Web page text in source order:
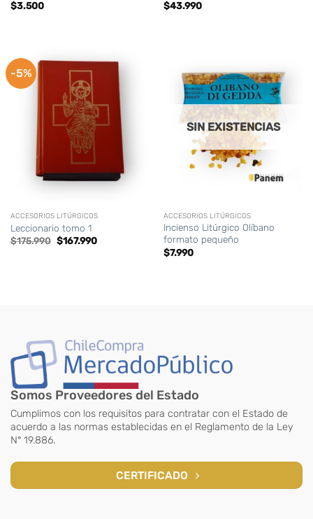
$3.500
$43.990
-5%
ACCESORIOS LITÚRGICOS
Leccionario tomo 1
$175.990 El
precio
$167.990El
SIN EXISTENCIAS
ACCESORIOS LITÚRGICOS
Incienso Litúrgico Olíbano
formato pequeño
$7.990
Somos Proveedores del Estado
Cumplimos con los requisitos para contratar con el Estado de
acuerdo a las normas establecidas en el Reglamento de la Ley
N° 19.886.
CERTIFICADO